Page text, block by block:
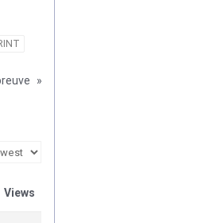
»
Views